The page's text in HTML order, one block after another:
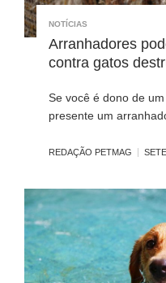
NOTÍCIAS
Arranhadores
contra gatos
Se você é dono de
presente um
REDAÇÃO PETMAG